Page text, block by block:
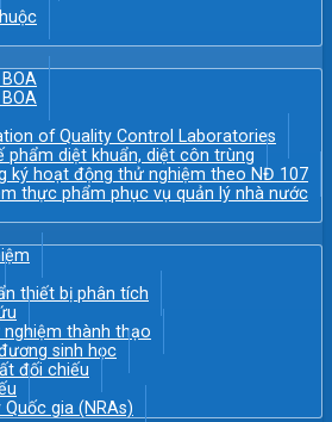
of Quality Control Laboratories
phẩm diệt khuẩn, diệt côn trùng
ký hoạt động thử nghiệm theo NĐ 107
thực phẩm phục vụ quản lý nhà nước
thiết bị phân tích
thành thạo
sinh học
đối chiếu
gia (NRAs)